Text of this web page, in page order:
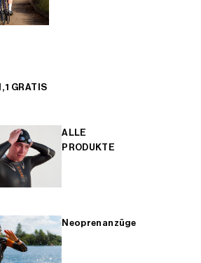
1 GRATIS
ALLE
PRODUKTE
Neoprenanzüge